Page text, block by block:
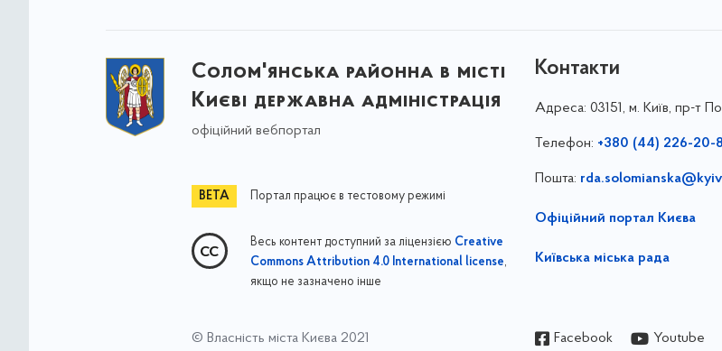
Солом'янська районна в місті
Києві державна адміністрація
офіційний вебпортал
Портал працює в тестовому режимі
Весь контент доступний за ліцензією Creative
Commons Attribution 4.0 International license,
якщо не зазначено інше
Контакти
Адреса: 03151, м. Київ, пр-т
Телефон: +380 (44) 226-20-
Пошта:
Офіційний портал Києва
Київська міська рада
© Власність міста Києва 2021 Facebook Youtube